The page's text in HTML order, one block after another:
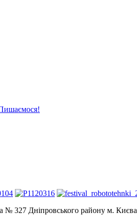
№ 327 Дніпровського району м. Києва